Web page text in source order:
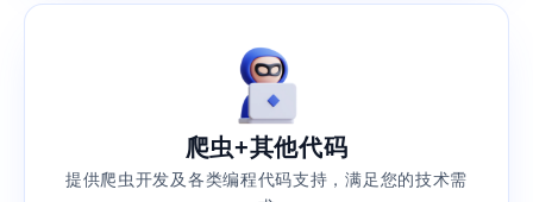
爬虫+其他代码
提供爬虫开发及各类编程代码支持，满足您的技术需